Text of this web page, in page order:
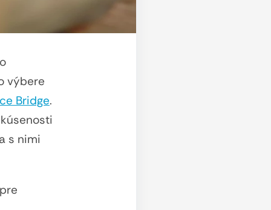
výbere
Bridge.
s nimi